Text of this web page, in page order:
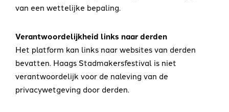
van een wettelijke bepaling.
Verantwoordelijkheid links naar derden
Het platform kan links naar websites van derden
bevatten. Haags Stadmakersfestival is niet
verantwoordelijk voor de naleving van de
privacywetgeving door derden.